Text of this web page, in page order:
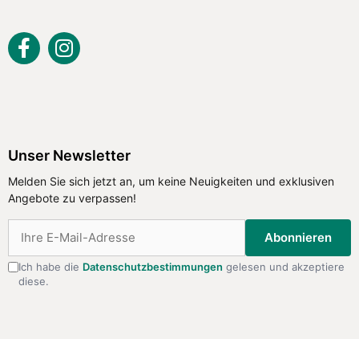
Unser Newsletter
Melden Sie sich jetzt an, um keine Neuigkeiten und exklusiven
Angebote zu verpassen!
Abonnieren
Ich habe die Datenschutzbestimmungen gelesen und akzeptiere
diese.
zu verpassen!
Abonnieren